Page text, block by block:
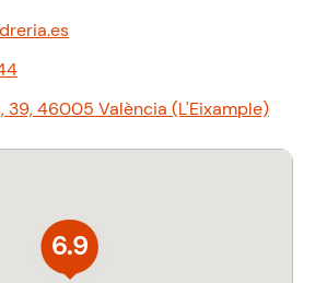
39, 46005 València (L'Eixample)
6.9